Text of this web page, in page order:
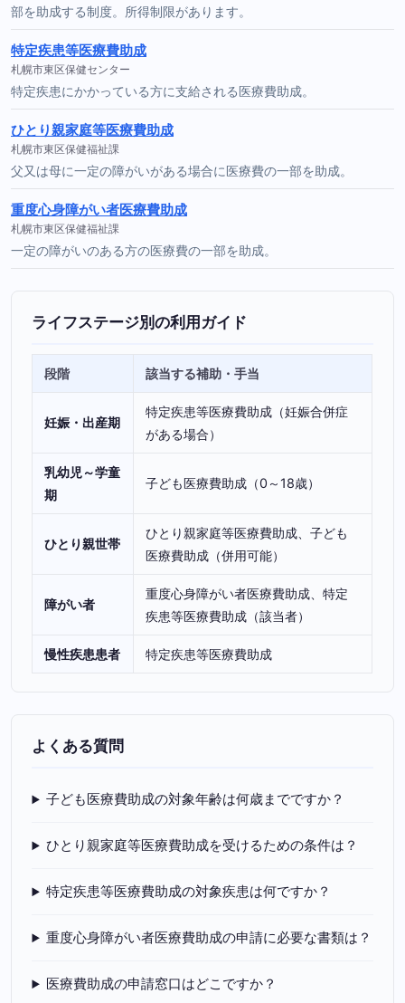
部を助成する制度。所得制限があります。
特定疾患等医療費助成
札幌市東区保健センター
特定疾患にかかっている方に支給される医療費助成。
ひとり親家庭等医療費助成
札幌市東区保健福祉課
父又は母に一定の障がいがある場合に医療費の一部を助成。
重度心身障がい者医療費助成
札幌市東区保健福祉課
一定の障がいのある方の医療費の一部を助成。
ライフステージ別の利用ガイド
段階 該当する補助・手当
妊娠・出産期
特定疾患等医療費助成（妊娠合併症
がある場合）
乳幼児～学童
期
子ども医療費助成（0～18歳）
ひとり親世帯
ひとり親家庭等医療費助成、子ども
医療費助成（併用可能）
障がい者
重度心身障がい者医療費助成、特定
疾患等医療費助成（該当者）
慢性疾患患者 特定疾患等医療費助成
よくある質問
子ども医療費助成の対象年齢は何歳までですか？
ひとり親家庭等医療費助成を受けるための条件は？
特定疾患等医療費助成の対象疾患は何ですか？
重度心身障がい者医療費助成の申請に必要な書類は？
医療費助成の申請窓口はどこですか？